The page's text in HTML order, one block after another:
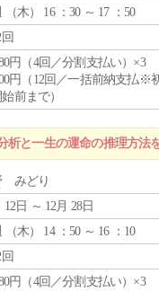
（木） 16 ：30 ～ 17 ：50
円（4回／分割支払い）×3
円（12回／一括前納支払※
前まで）
と一生の運命の推理方法
みどり
12日 ～ 12月 28日
（木） 14 ：50 ～ 16 ：10
円（4回／分割支払い）×3